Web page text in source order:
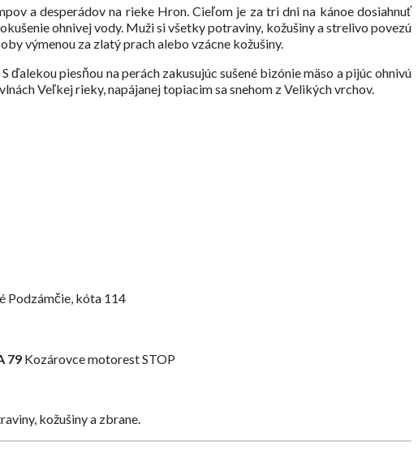
a desperádov na rieke Hron. Cieľom je za tri dni na kánoe dosiahnuť
ohnivej vody. Muži si všetky potraviny, kožušiny a strelivo povezú
výmenou za zlatý prach alebo vzácne kožušiny.
piesňou na perách zakusujúc sušené bizónie mäso a pijúc ohnivú
Veľkej rieky, napájanej topiacim sa snehom z Velikých vrchov.
Podzámčie, kóta 114
79 Kozárovce motorest STOP
kožušiny a zbrane.